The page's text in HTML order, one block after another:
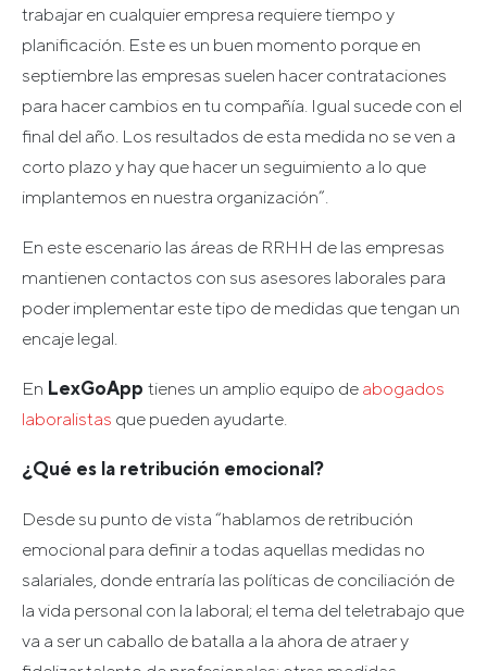
trabajar en cualquier empresa requiere tiempo y
planificación. Este es un buen momento porque en
septiembre las empresas suelen hacer contrataciones
para hacer cambios en tu compañía. Igual sucede con el
final del año. Los resultados de esta medida no se ven a
corto plazo y hay que hacer un seguimiento a lo que
implantemos en nuestra organización”.
En este escenario las áreas de RRHH de las empresas
mantienen contactos con sus asesores laborales para
poder implementar este tipo de medidas que tengan un
encaje legal.
En LexGoApp tienes un amplio equipo de abogados
laboralistas que pueden ayudarte.
¿Qué es la retribución emocional?
Desde su punto de vista “hablamos de retribución
emocional para definir a todas aquellas medidas no
salariales, donde entraría las políticas de conciliación de
la vida personal con la laboral; el tema del teletrabajo que
va a ser un caballo de batalla a la ahora de atraer y